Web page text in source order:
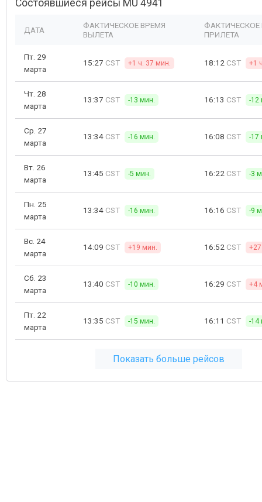
Состоявшиеся рейсы MU 4941
ДАТА
ФАКТИЧЕСКОЕ ВРЕМЯ
ВЫЛЕТА
ФАКТИЧЕСКОЕ
ПРИЛЕТА
Пт. 29
марта
15:27 CST +1 ч. 37 мин. 18:12 CST +1
Чт. 28
марта
13:37 CST -13 мин. 16:13 CST -12
Ср. 27
марта
13:34 CST -16 мин. 16:08 CST -17
Вт. 26
марта
13:45 CST -5 мин. 16:22 CST -3
Пн. 25
марта
13:34 CST -16 мин. 16:16 CST -9
Вс. 24
марта
14:09 CST +19 мин. 16:52 CST
Сб. 23
марта
13:40 CST -10 мин. 16:29 CST +4
Пт. 22
марта
13:35 CST -15 мин. 16:11 CST -14
Показать больше рейсов